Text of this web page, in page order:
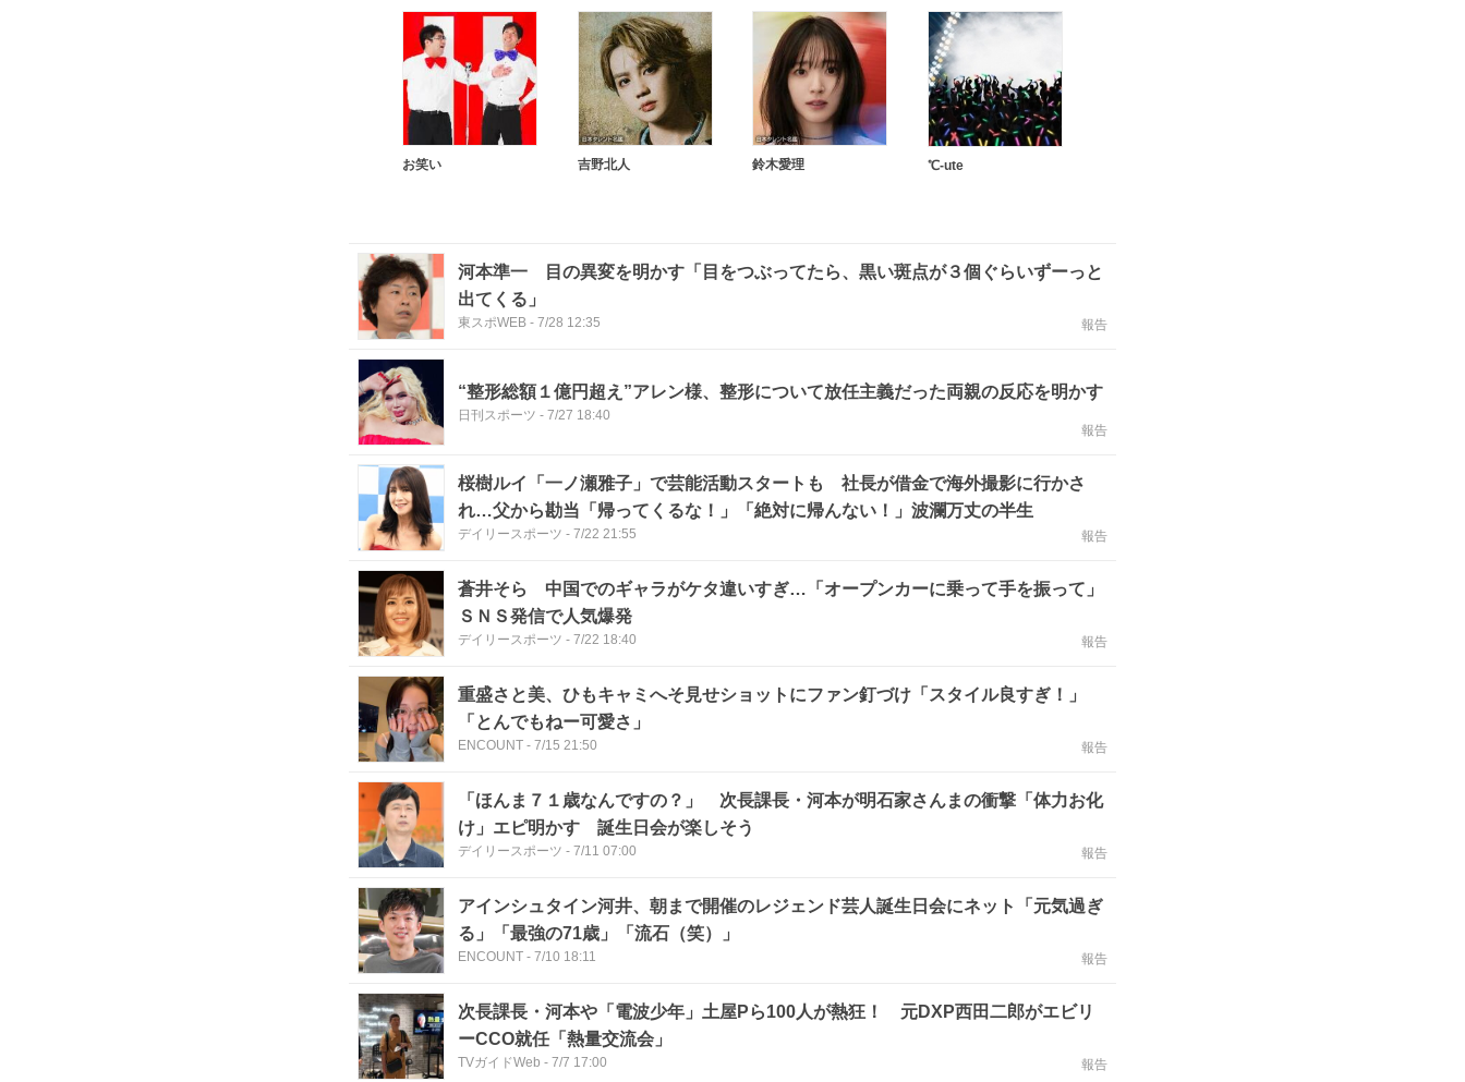
お笑い 吉野北人 鈴木愛理 ℃-ute
河本準一 目の異変を明かす「目をつぶってたら、黒い斑点が３個ぐらいずーっと
出てくる」
東スポWEB - 7/28 12:35 報告
“整形総額１億円超え”アレン様、整形について放任主義だった両親の反応を明かす
日刊スポーツ - 7/27 18:40
報告
桜樹ルイ「一ノ瀬雅子」で芸能活動スタートも 社長が借金で海外撮影に行かさ
れ…父から勘当「帰ってくるな！」「絶対に帰んない！」波瀾万丈の半生
デイリースポーツ - 7/22 21:55 報告
蒼井そら 中国でのギャラがケタ違いすぎ…「オープンカーに乗って手を振って」
ＳＮＳ発信で人気爆発
デイリースポーツ - 7/22 18:40 報告
重盛さと美、ひもキャミへそ見せショットにファン釘づけ「スタイル良すぎ！」
「とんでもねー可愛さ」
ENCOUNT - 7/15 21:50 報告
「ほんま７１歳なんですの？」 次長課長・河本が明石家さんまの衝撃「体力お化
け」エピ明かす 誕生日会が楽しそう
デイリースポーツ - 7/11 07:00 報告
アインシュタイン河井、朝まで開催のレジェンド芸人誕生日会にネット「元気過ぎ
る」「最強の71歳」「流石（笑）」
ENCOUNT - 7/10 18:11 報告
次長課長・河本や「電波少年」土屋Pら100人が熱狂！ 元DXP西田二郎がエビリ
ーCCO就任「熱量交流会」
TVガイドWeb - 7/7 17:00 報告